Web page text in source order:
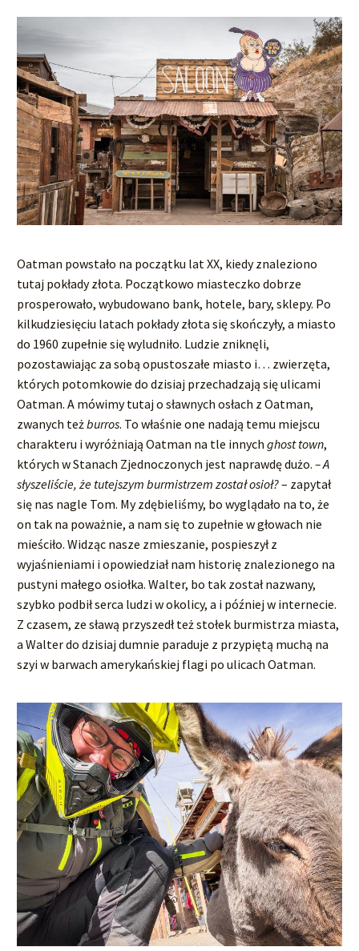
Oatman powstało na początku lat XX, kiedy znaleziono
tutaj pokłady złota. Początkowo miasteczko dobrze
prosperowało, wybudowano bank, hotele, bary, sklepy. Po
kilkudziesięciu latach pokłady złota się skończyły, a miasto
do 1960 zupełnie się wyludniło. Ludzie zniknęli,
pozostawiając za sobą opustoszałe miasto i… zwierzęta,
których potomkowie do dzisiaj przechadzają się ulicami
Oatman. A mówimy tutaj o sławnych osłach z Oatman,
zwanych teżburros. To właśnie one nadają temu miejscu
charakteru i wyróżniają Oatman na tle innych ghost town,
których w Stanach Zjednoczonych jest naprawdę dużo. – A
słyszeliście, że tutejszym burmistrzem został osioł?– zapytał
się nas nagle Tom. My zdębieliśmy, bo wyglądało na to, że
on tak na poważnie, a nam się to zupełnie w głowach nie
mieściło. Widząc nasze zmieszanie, pospieszył z
wyjaśnieniami i opowiedział nam historię znalezionego na
pustyni małego osiołka. Walter, bo tak został nazwany,
szybko podbił serca ludzi w okolicy, a i później w internecie.
Z czasem, ze sławą przyszedł też stołek burmistrza miasta,
a Walter do dzisiaj dumnie paraduje z przypiętą muchą na
szyi w barwach amerykańskiej flagi po ulicach Oatman.